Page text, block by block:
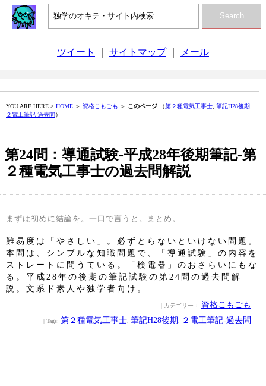
Search
ツイート サイトマップ｜ メール
YOU ARE HERE > HOME ＞ 資格こもごも ＞ このページ （第２種電気工事士 筆記H28後期
２電工筆記‐過去問）
第24問：導通試験‐平成28年後期筆記‐第
２種電気工事士の過去問解説
まずは初めに結論を。一口で言うと。まとめ。
難易度は「やさしい」。必ずとらないといけない問題。
本問は、シンプルな知識問題で、「導通試験」の内容を
ストレートに問うている。「検電器」のおさらいにもな
る。平成28年の後期の筆記試験の第24問の過去問解
説。文系ド素人や独学者向け。
| カテゴリー： 資格こもごも
| Tags: 第２種電気工事士 筆記H28後期 ２電工筆記‐過去問